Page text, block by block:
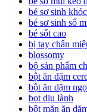
bé sơ sinh
bé sơ sinh sổ
bé sốt cao
bị tay chân
blossomy
bộ sản phẩm
bột ăn dặm
bột ăn dặm
bọt dịu lành
bột mặn ăn